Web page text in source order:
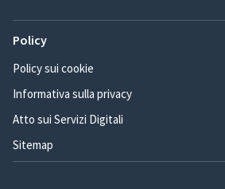
Policy
Policy sui cookie
Informativa sulla privacy
Atto sui Servizi Digitali
Sitemap